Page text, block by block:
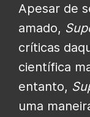
Apesar de
amado,
críticas
científica
entanto,
uma